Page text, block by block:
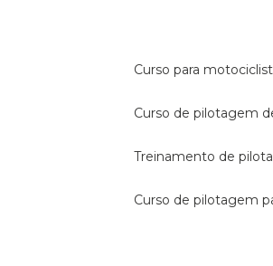
curso para
curso de pilotagem
treinamento de
curso de pilotagem